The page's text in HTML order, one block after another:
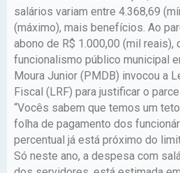
salários variam entre 4.368,69
(máximo), mais benefícios. Ao
abono de R$ 1.000,00 (mil reais),
funcionalismo público municipal
Moura Junior (PMDB) invocou a
Fiscal (LRF) para justificar o
“Vocês sabem que temos um
folha de pagamento dos
percentual já está próximo do
Só neste ano, a despesa com